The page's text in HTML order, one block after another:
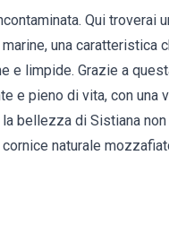
Qui troverai
una
e limpide. Grazie a
e pieno di vita, con
la bellezza di Sistiana
naturale